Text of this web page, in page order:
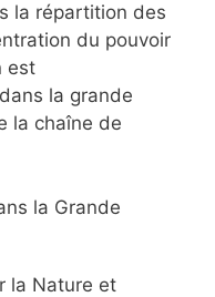
la répartition des
du pouvoir
est
la grande
la chaîne de
la Grande
la Nature et